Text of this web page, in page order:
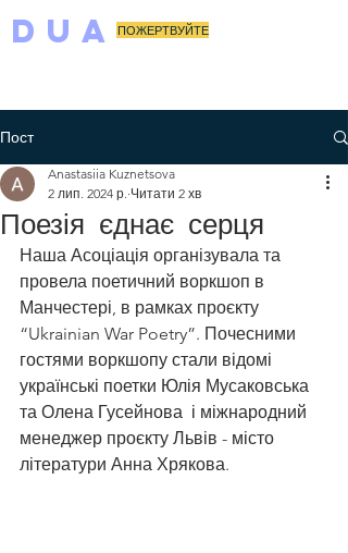
DUAПОЖЕРТВУЙТЕ
Пост
Поезія єднає серця
Anastasiia Kuznetsova
2 лип. 2024 р. Читати 2 хв
Наша Асоціація організувала та
провела поетичний воркшоп в
Манчестері, в рамках проєкту
“Ukrainian War Poetry”. Почесними
гостями воркшопу стали відомі
українські поетки Юлія Мусаковська
та Олена Гусейнова  і міжнародний
менеджер проєкту Львів - місто
літератури Анна Хрякова.